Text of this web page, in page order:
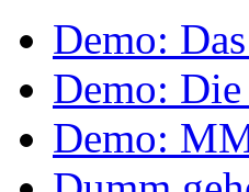
Demo:
Demo:
Demo: